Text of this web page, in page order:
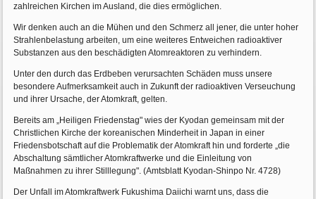
zahlreichen Kirchen im Ausland, die dies ermöglichen.
Wir denken auch an die Mühen und den Schmerz all jener, die unter hoher
Strahlenbelastung arbeiten, um eine weiteres Entweichen radioaktiver
Substanzen aus den beschädigten Atomreaktoren zu verhindern.
Unter den durch das Erdbeben verursachten Schäden muss unsere
besondere Aufmerksamkeit auch in Zukunft der radioaktiven Verseuchung
und ihrer Ursache, der Atomkraft, gelten.
Bereits am „Heiligen Friedenstag" wies der Kyodan gemeinsam mit der
Christlichen Kirche der koreanischen Minderheit in Japan in einer
Friedensbotschaft auf die Problematik der Atomkraft hin und forderte „die
Abschaltung sämtlicher Atomkraftwerke und die Einleitung von
Maßnahmen zu ihrer Stilllegung". (Amtsblatt Kyodan-Shinpo Nr. 4728)
Der Unfall im Atomkraftwerk Fukushima Daiichi warnt uns, dass die